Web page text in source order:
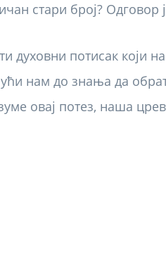
стари број? Одговор
духовни потисак који
нам до знања да
овај потез, наша